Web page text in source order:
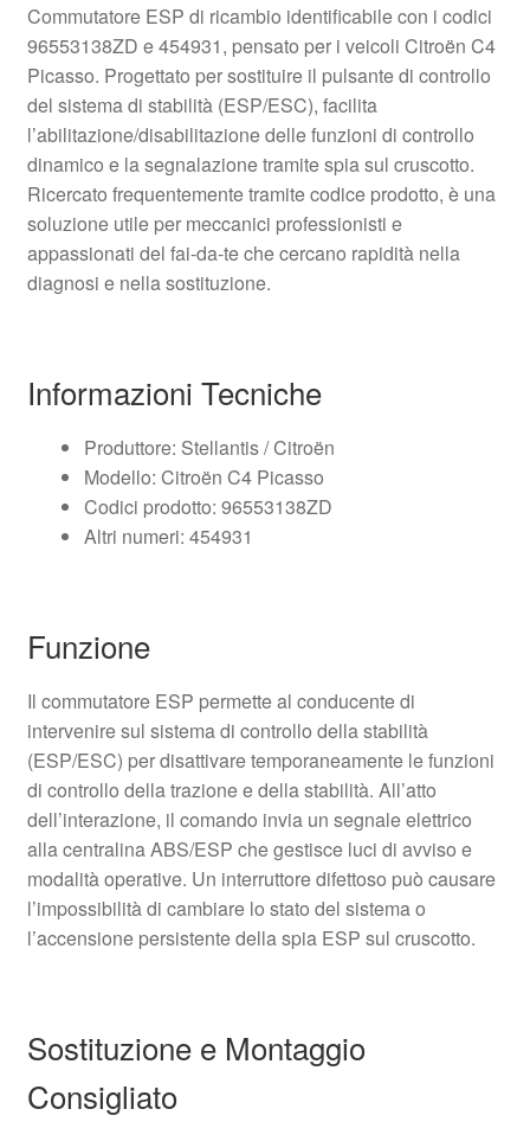
Commutatore ESP di ricambio identificabile con i codici
96553138ZD e 454931, pensato per i veicoli Citroën C4
Picasso. Progettato per sostituire il pulsante di controllo
del sistema di stabilità (ESP/ESC), facilita
l’abilitazione/disabilitazione delle funzioni di controllo
dinamico e la segnalazione tramite spia sul cruscotto.
Ricercato frequentemente tramite codice prodotto, è una
soluzione utile per meccanici professionisti e
appassionati del fai-da-te che cercano rapidità nella
diagnosi e nella sostituzione.
Informazioni Tecniche
Produttore: Stellantis / Citroën
Modello: Citroën C4 Picasso
Codici prodotto: 96553138ZD
Altri numeri: 454931
Funzione
Il commutatore ESP permette al conducente di
intervenire sul sistema di controllo della stabilità
(ESP/ESC) per disattivare temporaneamente le funzioni
di controllo della trazione e della stabilità. All’atto
dell’interazione, il comando invia un segnale elettrico
alla centralina ABS/ESP che gestisce luci di avviso e
modalità operative. Un interruttore difettoso può causare
l’impossibilità di cambiare lo stato del sistema o
l’accensione persistente della spia ESP sul cruscotto.
Sostituzione e Montaggio
Consigliato